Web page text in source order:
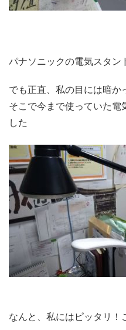
パナソニックの電気スタン
でも正直、私の目には暗か
そこで今まで使っていた電
した
なんと、私にはピッタリ！